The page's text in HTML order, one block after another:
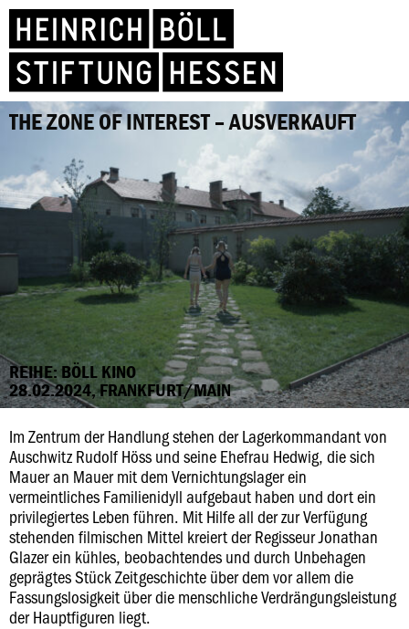
THE ZONE OF INTEREST – AUSVERKAUFT
REIHE: BÖLL KINO
28.02.2024, FRANKFURT/MAIN
Im Zentrum der Handlung stehen der Lagerkommandant von
Auschwitz Rudolf Höss und seine Ehefrau Hedwig, die sich
Mauer an Mauer mit dem Vernichtungslager ein
vermeintliches Familienidyll aufgebaut haben und dort ein
privilegiertes Leben führen. Mit Hilfe all der zur Verfügung
stehenden filmischen Mittel kreiert der Regisseur Jonathan
Glazer ein kühles, beobachtendes und durch Unbehagen
geprägtes Stück Zeitgeschichte über dem vor allem die
Fassungslosigkeit über die menschliche Verdrängungsleistung
der Hauptfiguren liegt.